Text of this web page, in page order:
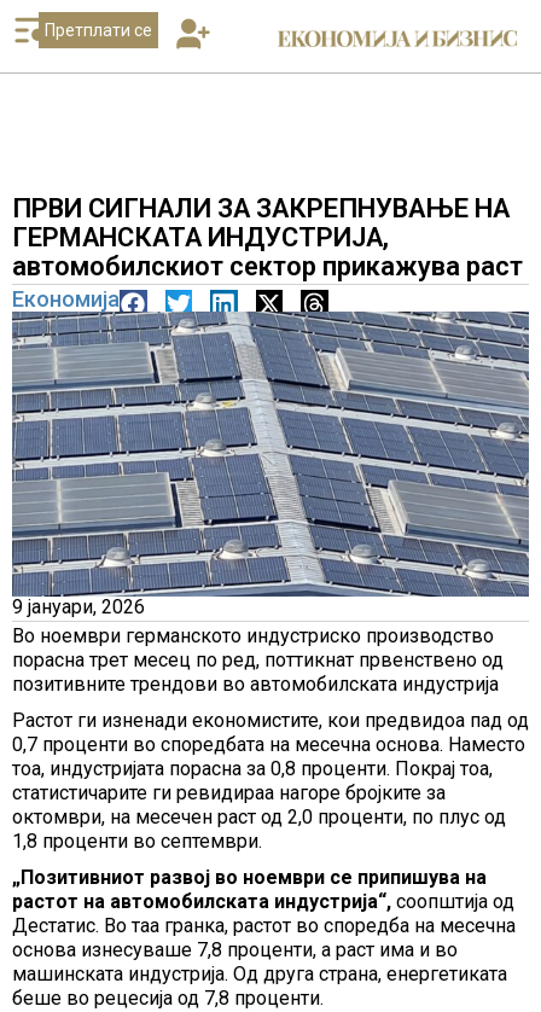
Претплати се
ПРВИ СИГНАЛИ ЗА ЗАКРЕПНУВАЊЕ НА
ГЕРМАНСКАТА ИНДУСТРИЈА,
автомобилскиот сектор прикажува раст
Економија
9 јануари, 2026
Во ноември германското индустриско производство
порасна трет месец по ред, поттикнат првенствено од
позитивните трендови во автомобилската индустрија
Растот ги изненади економистите, кои предвидоа пад од
0,7 проценти во споредбата на месечна основа. Наместо
тоа, индустријата порасна за 0,8 проценти. Покрај тоа,
статистичарите ги ревидираа нагоре бројките за
октомври, на месечен раст од 2,0 проценти, по плус од
1,8 проценти во септември.
„Позитивниот развој во ноември се припишува на
растот на автомобилската индустрија“, соопштија од
Дестатис. Во таа гранка, растот во споредба на месечна
основа изнесуваше 7,8 проценти, а раст има и во
машинската индустрија. Од друга страна, енергетиката
беше во рецесија од 7,8 проценти.